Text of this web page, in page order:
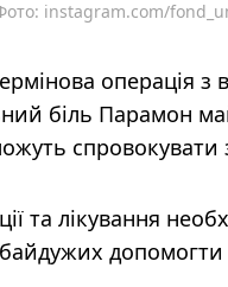
іnstagram.com/
операція
біль Парамон
спровокувати
та лікування